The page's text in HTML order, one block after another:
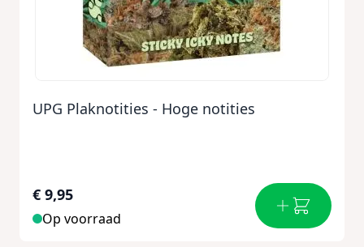
UPG Plaknotities - Hoge notities
€ 9,95
Op voorraad